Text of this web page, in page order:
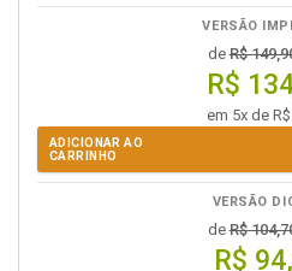
VERSÃO
deR$
R$
em 5x de
ADICIONAR AO
CARRINHO
VERSÃO
deR$
R$